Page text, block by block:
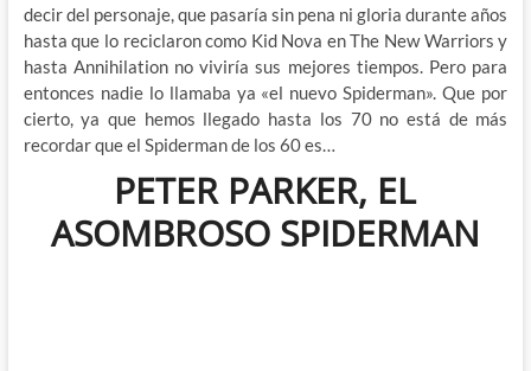
decir del personaje, que pasaría sin pena ni gloria durante años
hasta que lo reciclaron como Kid Nova en The New Warriors y
hasta Annihilation no viviría sus mejores tiempos. Pero para
entonces nadie lo llamaba ya «el nuevo Spiderman». Que por
cierto, ya que hemos llegado hasta los 70 no está de más
recordar que el Spiderman de los 60 es…
PETER PARKER, EL
ASOMBROSO SPIDERMAN